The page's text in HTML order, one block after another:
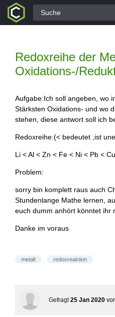
Alle Fragen
Redoxreihe der
Oxidations-/
Aufgabe:Ich soll angeben, wo
Stärksten Oxidations- und wo
stehen, diese antwort soll ich
Redoxreihe:(< bedeutet ,ist
Li < Al < Zn < Fe < Ni < Pb <
Problem:
sorry bin komplett raus auch
Stundenlange Mathe lernen,
euch dumm anhört könntet ihr
Danke im voraus
metall redoxreaktion
Gefragt 25 Jan 2020